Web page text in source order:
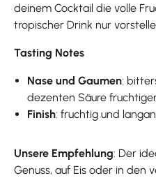
deinem Cocktail die volle
tropischer Drink nur
Tasting Notes
Nase und Gaumen:
dezenten Säure
Finish: fruchtig und
Unsere Empfehlung: Der
Genuss, auf Eis oder in den